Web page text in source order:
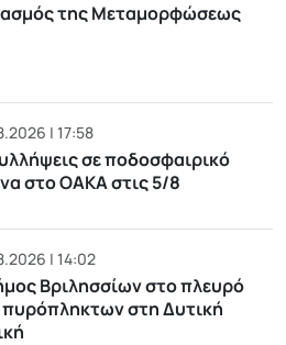
της Μεταμορφώσεως
| 17:58
σε ποδοσφαιρικό
στο ΟΑΚΑ στις 5/8
| 14:02
Βριλησσίων στο πλευρό
στη Δυτική